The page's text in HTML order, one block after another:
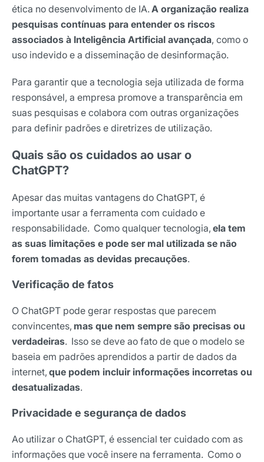
ética no desenvolvimento de IA. A organização realiza
pesquisas contínuas para entender os riscos
associados à Inteligência Artificial avançada, como o
uso indevido e a disseminação de desinformação.
Para garantir que a tecnologia seja utilizada de forma
responsável, a empresa promove a transparência em
suas pesquisas e colabora com outras organizações
para definir padrões e diretrizes de utilização.
Quais são os cuidados ao usar o
ChatGPT?
Apesar das muitas vantagens do ChatGPT, é
importante usar a ferramenta com cuidado e
responsabilidade. Como qualquer tecnologia, ela tem
as suas limitações e pode ser mal utilizada se não
forem tomadas as devidas precauções.
Verificação de fatos
O ChatGPT pode gerar respostas que parecem
convincentes, mas que nem sempre são precisas ou
verdadeiras. Isso se deve ao fato de que o modelo se
baseia em padrões aprendidos a partir de dados da
internet, que podem incluir informações incorretas ou
desatualizadas.
Privacidade e segurança de dados
Ao utilizar o ChatGPT, é essencial ter cuidado com as
informações que você insere na ferramenta. Como o